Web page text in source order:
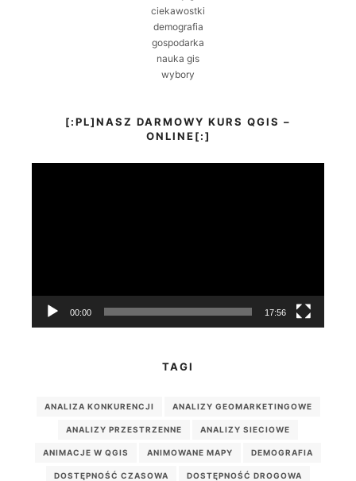
ciekawostki
demografia
gospodarka
nauka gis
wybory
[:PL]NASZ DARMOWY KURS QGIS –
ONLINE[:]
00:00 17:56
TAGI
ANALIZA KONKURENCJI ANALIZY GEOMARKETINGOWE
ANALIZY PRZESTRZENNE ANALIZY SIECIOWE
ANIMACJE W QGIS ANIMOWANE MAPY DEMOGRAFIA
DOSTĘPNOŚĆ CZASOWA DOSTĘPNOŚĆ DROGOWA